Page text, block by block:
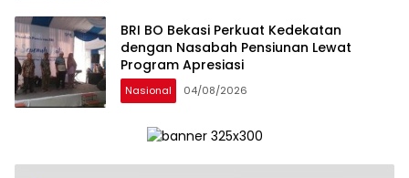
Undang Perekonomian Nasional dan
Kesejahteraan Sosial dalam Menata
Bangsa Menuju Indonesia Emas 2045”,
BRI BO Bekasi Perkuat Kedekatan
dengan Nasabah Pensiunan Lewat
Program Apresiasi
Nasional 04/08/2026